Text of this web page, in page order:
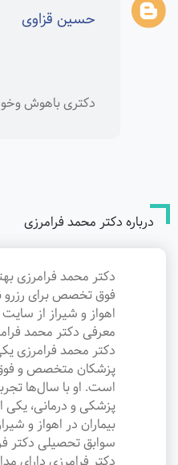
حسین قزاوی
دکتری باهوش
درباره دکتر محمد فرامرزی
دکتر محمد فرامرزی
فوق تخصص برای رزرو
اهواز و شیراز از
معرفی دکتر محمد
دکتر محمد فرامرزی
پزشکان متخصص و
است. او با سال‌ها
پزشکی و درمانی، یکی
بیماران در اهواز و
سوابق تحصیلی دکتر